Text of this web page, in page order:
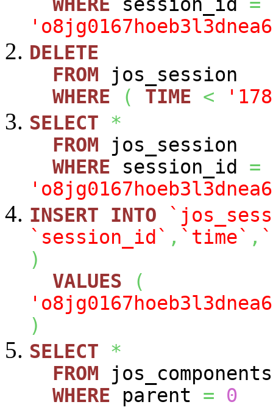
WHERE session_id =
DELETE
FROM jos_session
WHERE
( TIME <
SELECT
*
FROM jos_session
WHERE session_id =
INSERT
INTO
`session_id` , `time` ,
)
VALUES
(
)
SELECT
*
FROM jos_components
WHERE parent =
0